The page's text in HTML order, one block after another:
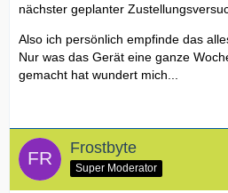
nächster geplanter
Also ich persönlich empfinde das
Nur was das Gerät eine ganze
gemacht hat wundert mich...
Frostbyte
Super Moderator